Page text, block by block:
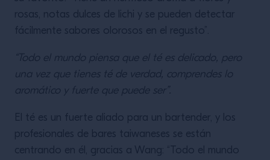
rosas, notas dulces de lichi y se pueden detectar
fácilmente sabores olorosos en el regusto”.
“Todo el mundo piensa que el té es delicado, pero
una vez que tienes té de verdad, comprendes lo
aromático y fuerte que puede ser”.
El té es un fuerte aliado para un bartender, y los
profesionales de bares taiwaneses se están
centrando en él, gracias a Wang: “Todo el mundo